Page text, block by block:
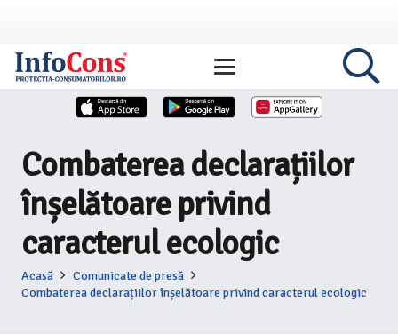
Combaterea declarațiilor
înșelătoare privind
caracterul ecologic
Acasă
Comunicate de presă
Combaterea declarațiilor înșelătoare privind caracterul ecologic